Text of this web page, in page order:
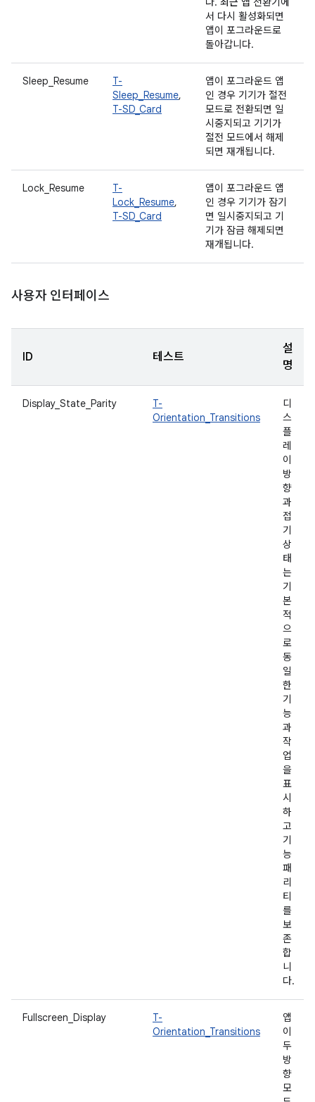
서 다시 활성화되면
앱이 포그라운드로
돌아갑니다.
Sleep_Resume
T-
Sleep_Resume,
T-SD_Card
앱이 포그라운드 앱
인 경우 기기가 절전
모드로 전환되면 일
시중지되고 기기가
절전 모드에서 해제
되면 재개됩니다.
Lock_Resume
T-
Lock_Resume,
T-SD_Card
앱이 포그라운드 앱
인 경우 기기가 잠기
면 일시중지되고 기
기가 잠금 해제되면
재개됩니다.
사용자 인터페이스
ID 테스트
설
명
Display_State_Parity
T-
Orientation_Transitions
디
스
플
레
이
방
향
과
접
기
상
태
는
기
본
적
으
로
동
일
한
기
능
과
작
업
을
표
시
하
고
기
능
패
리
티
를
보
존
합
니
다.
Fullscreen_Display
T-
Orientation_Transitions
앱
이
두
방
향
모